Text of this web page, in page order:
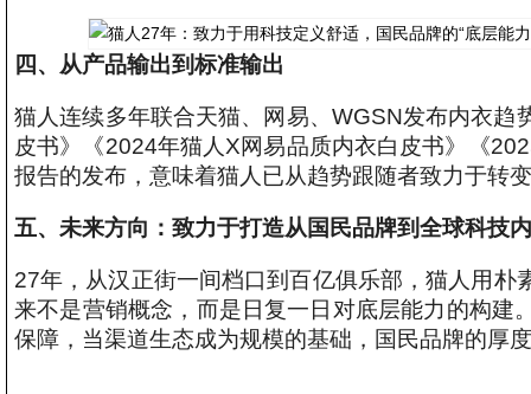
四、从产品输出到标准输出
猫人连续多年联合天猫、网易、WGSN发布内衣
皮书》《2024年猫人X网易品质内衣白皮书》《
报告的发布，意味着猫人已从趋势跟随者致力于转
五、未来方向： 致力于打造从国民品牌到全球科技
27年，从汉正街一间档口到百亿俱乐部，猫人用
来不是营销概念，而是日复一日对底层能力的构建
保障，当渠道生态成为规模的基础，国民品牌的厚